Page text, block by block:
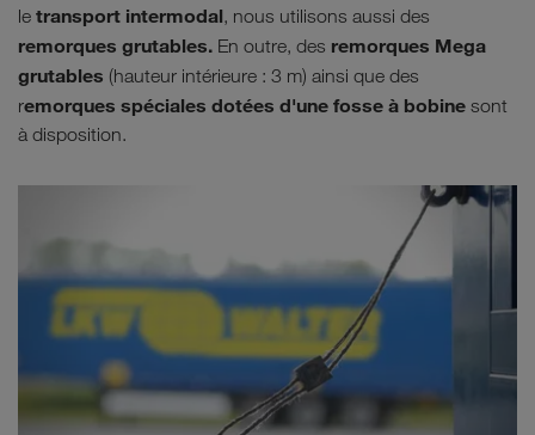
le transport intermodal, nous utilisons aussi des
remorques grutables. En outre, des remorques Mega
grutables (hauteur intérieure : 3 m) ainsi que des
remorques spéciales dotées d'une fosse à bobine sont
à disposition.